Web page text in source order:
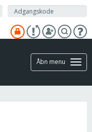
Åbn menu